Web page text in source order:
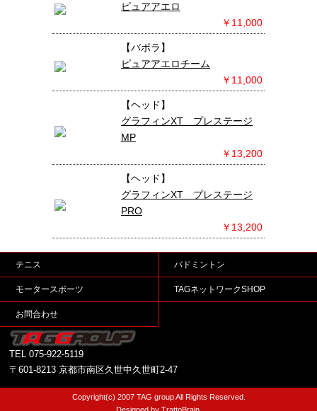
ピュアアエロ
￥11,000
【バボラ】
ピュアアエロチーム
￥11,000
【ヘッド】
グラフィンXT プレステージ
MP
￥13,200
【ヘッド】
グラフィンXT プレステージ
PRO
￥13,200
テニス バドミントン
モータースポーツ TAGネットワークSHOP
お問合わせ
TEL075-922-5119
〒601-8213 京都市南区久世中久世町2-47
Copyright(c) 2007 TAG group All Rights Reserved.